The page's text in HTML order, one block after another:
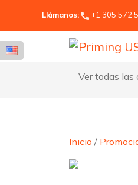
Llámanos: +1 305 572
Ver todas las
Inicio /